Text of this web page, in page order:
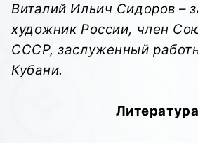
Виталий Ильич Сидоров –
художник России, член
СССР, заслуженный
Кубани.
Литература